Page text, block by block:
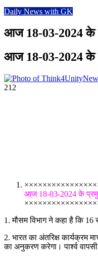
Daily News with GK
आज 18-03-2024 के
आज 18-03-2024 के
212
आज 18-03-2024 के
1. मौसम विभाग ने कहा है कि 16
2. भारत का अंतरिक्ष कार्यक्रम
का अनुकरण करेगा। पार्श्व